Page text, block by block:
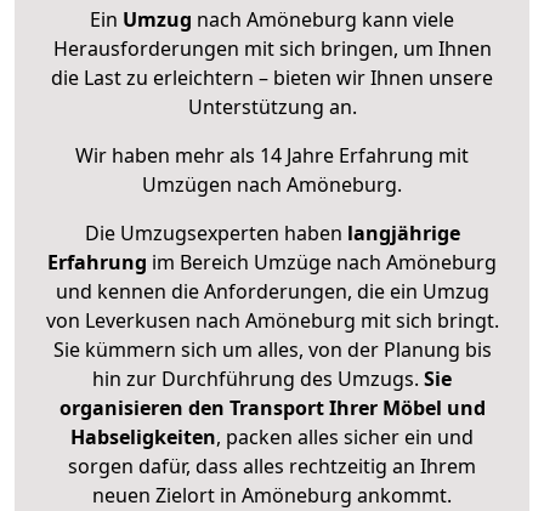
Ein Umzug nach Amöneburg kann viele
Herausforderungen mit sich bringen, um Ihnen
die Last zu erleichtern – bieten wir Ihnen unsere
Unterstützung an.
Wir haben mehr als 14 Jahre Erfahrung mit
Umzügen nach Amöneburg.
Die Umzugsexperten haben langjährige
Erfahrung im Bereich Umzüge nach Amöneburg
und kennen die Anforderungen, die ein Umzug
von Leverkusen nach Amöneburg mit sich bringt.
Sie kümmern sich um alles, von der Planung bis
hin zur Durchführung des Umzugs. Sie
organisieren den Transport Ihrer Möbel und
Habseligkeiten, packen alles sicher ein und
sorgen dafür, dass alles rechtzeitig an Ihrem
neuen Zielort in Amöneburg ankommt.